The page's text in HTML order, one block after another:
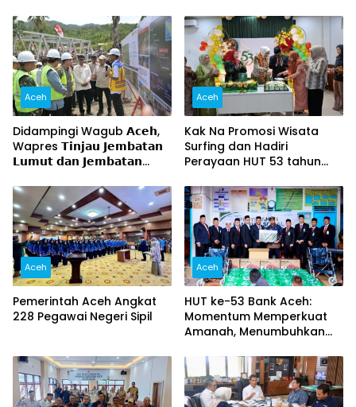
Aceh
Didampingi Wagub 𝗔𝗰𝗲𝗵,
Wapres 𝗧𝗶𝗻𝗷𝗮𝘂 𝗝𝗲𝗺𝗯𝗮𝘁𝗮𝗻
𝗟𝘂𝗺𝘂𝘁 𝗱𝗮𝗻 𝗝𝗲𝗺𝗯𝗮𝘁𝗮𝗻
Aceh
Kak Na Promosi Wisata
Surfing dan Hadiri
Perayaan HUT 53 tahun
Aceh
Pemerintah Aceh Angkat
228 Pegawai Negeri Sipil
Aceh
HUT ke-53 Bank Aceh:
Momentum Memperkuat
Amanah, Menumbuhkan